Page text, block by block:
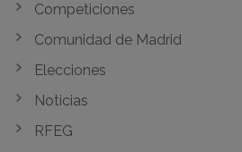
Competiciones
Comunidad de Madrid
Elecciones
Noticias
RFEG